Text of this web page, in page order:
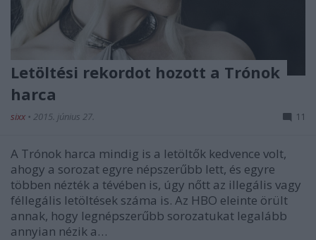
Letöltési rekordot hozott a Trónok
harca
sixx • 2015. június 27. 11
A Trónok harca mindig is a letöltők kedvence volt,
ahogy a sorozat egyre népszerűbb lett, és egyre
többen nézték a tévében is, úgy nőtt az illegális vagy
féllegális letöltések száma is. Az HBO eleinte örült
annak, hogy legnépszerűbb sorozatukat legalább
annyian nézik a…